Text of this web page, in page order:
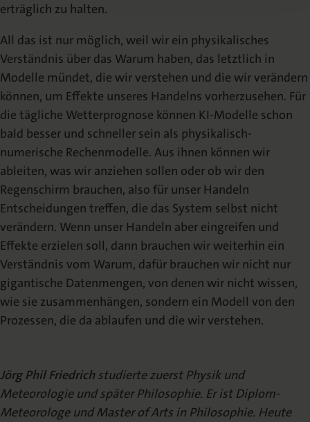
erträglich zu halten.
All das ist nur möglich, weil wir ein physikalisches
Verständnis über das Warum haben, das letztlich in
Modelle mündet, die wir verstehen und die wir verändern
können, um Effekte unseres Handelns vorherzusehen. Für
die tägliche Wetterprognose können KI-Modelle schon
bald besser und schneller sein als physikalisch-
numerische Rechenmodelle. Aus ihnen können wir
ableiten, was wir anziehen sollen oder ob wir den
Regenschirm brauchen, also für unser Handeln
Entscheidungen treffen, die das System selbst nicht
verändern. Wenn unser Handeln aber eingreifen und
Effekte erzielen soll, dann brauchen wir weiterhin ein
Verständnis vom Warum, dafür brauchen wir nicht nur
gigantische Datenmengen, von denen wir nicht wissen,
wie sie zusammenhängen, sondern ein Modell von den
Prozessen, die da ablaufen und die wir verstehen.
Jörg Phil Friedrichstudierte zuerst Physik und
Meteorologie und später Philosophie. Er ist Diplom-
Meteorologe und Master of Arts in Philosophie. Heute